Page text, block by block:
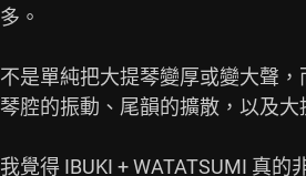
多。
不是單純把大提琴變厚或變大聲
琴腔的振動、尾韻的擴散，以及
我覺得 IBUKI + WATATSUMI 真的